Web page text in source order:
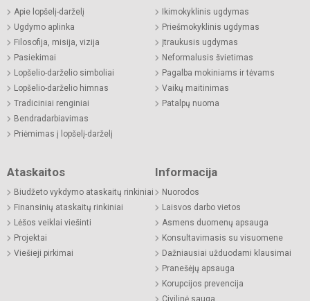
Apie lopšelį-darželį
Ugdymo aplinka
Filosofija, misija, vizija
Pasiekimai
Lopšelio-darželio simboliai
Lopšelio-darželio himnas
Tradiciniai renginiai
Bendradarbiavimas
Priėmimas į lopšelį-darželį
Ikimokyklinis ugdymas
Priešmokyklinis ugdymas
Įtraukusis ugdymas
Neformalusis švietimas
Pagalba mokiniams ir tėvams
Vaikų maitinimas
Patalpų nuoma
Ataskaitos
Biudžeto vykdymo ataskaitų rinkiniai
Finansinių ataskaitų rinkiniai
Lėšos veiklai viešinti
Projektai
Viešieji pirkimai
Informacija
Nuorodos
Laisvos darbo vietos
Asmens duomenų apsauga
Konsultavimasis su visuomene
Dažniausiai užduodami klausimai
Pranešėjų apsauga
Korupcijos prevencija